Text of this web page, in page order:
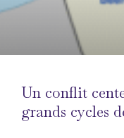
Un conflit
grands cycles